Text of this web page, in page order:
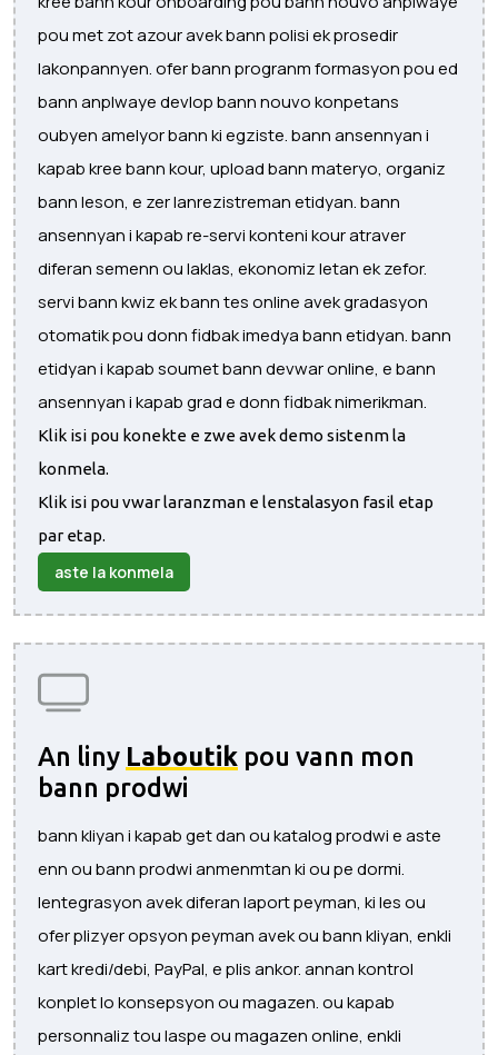
pou met zot azour avek bann polisi ek prosedir
lakonpannyen. ofer bann progranm formasyon pou ed
bann anplwaye devlop bann nouvo konpetans
oubyen amelyor bann ki egziste. bann ansennyan i
kapab kree bann kour, upload bann materyo, organiz
bann leson, e zer lanrezistreman etidyan. bann
ansennyan i kapab re-servi konteni kour atraver
diferan semenn ou laklas, ekonomiz letan ek zefor.
servi bann kwiz ek bann tes online avek gradasyon
otomatik pou donn fidbak imedya bann etidyan. bann
etidyan i kapab soumet bann devwar online, e bann
ansennyan i kapab grad e donn fidbak nimerikman.
Klik isi pou konekte e zwe avek demo sistenm la
konmela.
Klik isi pou vwar laranzman e lenstalasyon fasil etap
par etap.
aste la konmela
An liny Laboutik pou vann mon
bann prodwi
bann kliyan i kapab get dan ou katalog prodwi e aste
enn ou bann prodwi anmenmtan ki ou pe dormi.
lentegrasyon avek diferan laport peyman, ki les ou
ofer plizyer opsyon peyman avek ou bann kliyan, enkli
kart kredi/debi, PayPal, e plis ankor. annan kontrol
konplet lo konsepsyon ou magazen. ou kapab
personnaliz tou laspe ou magazen online, enkli